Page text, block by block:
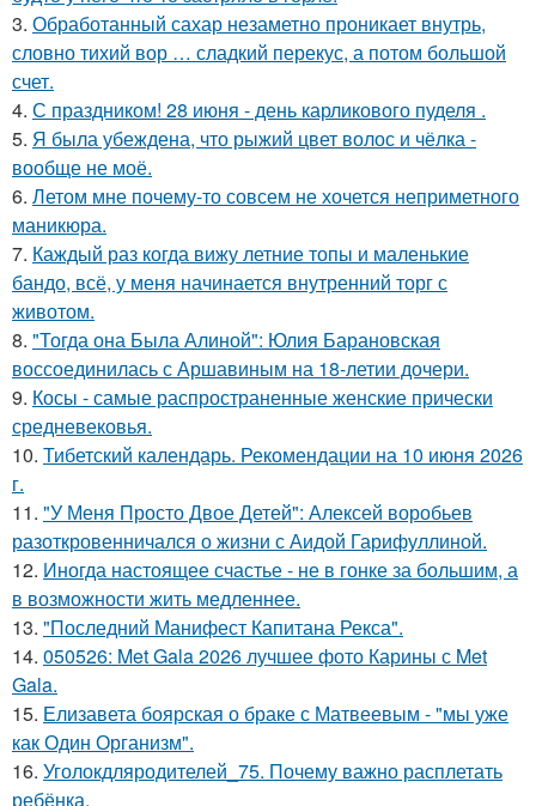
3. Обработанный сахар незаметно проникает внутрь,
словно тихий вор … сладкий перекус, а потом большой
счет.
4. С праздником! 28 июня - день карликового пуделя .
5. Я была убеждена, что рыжий цвет волос и чёлка -
вообще не моё.
6. Летом мне почему-то совсем не хочется неприметного
маникюра.
7. Каждый раз когда вижу летние топы и маленькие
бандо, всё, у меня начинается внутренний торг с
животом.
8. "Тогда она Была Алиной": Юлия Барановская
воссоединилась с Аршавиным на 18-летии дочери.
9. Косы - самые распространенные женские прически
средневековья.
10. Тибетский календарь. Рекомендации на 10 июня 2026
г.
11. "У Меня Просто Двое Детей": Алексей воробьев
разоткровенничался о жизни с Аидой Гарифуллиной.
12. Иногда настоящее счастье - не в гонке за большим, а
в возможности жить медленнее.
13. "Последний Манифест Капитана Рекса".
14. 050526: Met Gala 2026 лучшее фото Карины с Met
Gala.
15. Елизавета боярская о браке с Матвеевым - "мы уже
как Один Организм".
16. Уголокдляродителей_75. Почему важно расплетать
ребёнка.